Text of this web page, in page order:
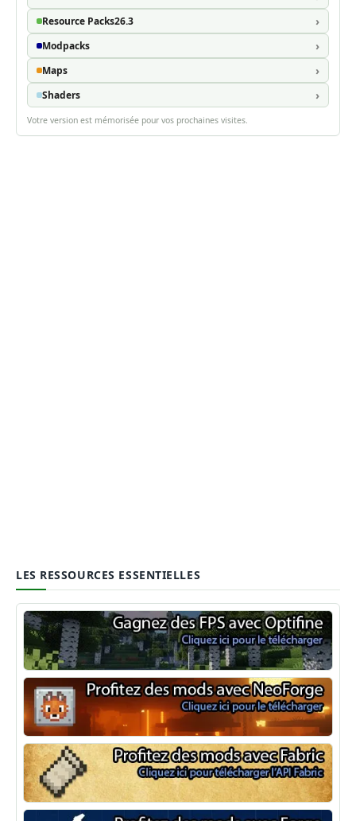
Resource Packs26.3
Modpacks
Maps
Shaders
Votre version est mémorisée pour vos prochaines visites.
LES RESSOURCES ESSENTIELLES
Optifine
NeoForge
Minecraft Fabric